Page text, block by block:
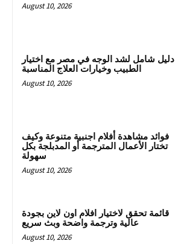
August 10, 2026
دليل شامل لشد الوجه في مصر مع اختيار
الطبيب وخيارات العلاج المناسبة
August 10, 2026
فوائد مشاهدة أفلام اجنبية متنوعة وكيف
تختار الأعمال المترجمة أو المدبلجة بكل
سهولة
August 10, 2026
قائمة تحقق لاختيار افلام اون لاين بجودة
عالية وترجمة واضحة وبث سريع
August 10, 2026